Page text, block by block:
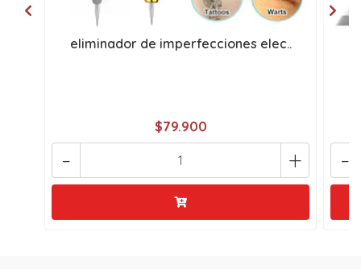
eliminador de imperfecciones elec..
$79.900
+
- -